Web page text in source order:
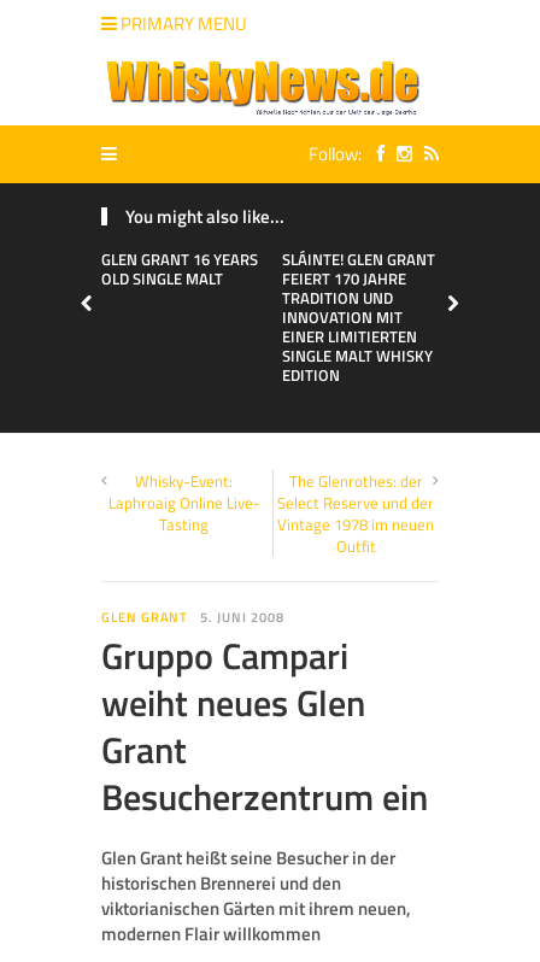
PRIMARY MENU
Follow:
You might also like...
GLEN GRANT 16 YEARS
OLD SINGLE MALT
SLÁINTE! GLEN GRANT
FEIERT 170 JAHRE
TRADITION UND
INNOVATION MIT
EINER LIMITIERTEN
SINGLE MALT WHISKY
EDITION
Whisky-Event:
Laphroaig Online Live-
Tasting
The Glenrothes: der
Select Reserve und der
Vintage 1978 im neuen
Outfit
GLEN GRANT 5. JUNI 2008
Gruppo Campari
weiht neues Glen
Grant
Besucherzentrum ein
Glen Grant heißt seine Besucher in der
historischen Brennerei und den
viktorianischen Gärten mit ihrem neuen,
modernen Flair willkommen